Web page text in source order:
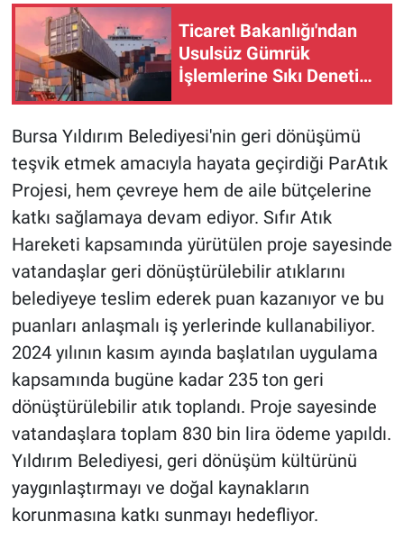
Ticaret Bakanlığı'ndan
Usulsüz Gümrük
İşlemlerine Sıkı Denetim!
Bursa Yıldırım Belediyesi'nin geri dönüşümü
teşvik etmek amacıyla hayata geçirdiği ParAtık
Projesi, hem çevreye hem de aile bütçelerine
katkı sağlamaya devam ediyor. Sıfır Atık
Hareketi kapsamında yürütülen proje sayesinde
vatandaşlar geri dönüştürülebilir atıklarını
belediyeye teslim ederek puan kazanıyor ve bu
puanları anlaşmalı iş yerlerinde kullanabiliyor.
2024 yılının kasım ayında başlatılan uygulama
kapsamında bugüne kadar 235 ton geri
dönüştürülebilir atık toplandı. Proje sayesinde
vatandaşlara toplam 830 bin lira ödeme yapıldı.
Yıldırım Belediyesi, geri dönüşüm kültürünü
yaygınlaştırmayı ve doğal kaynakların
korunmasına katkı sunmayı hedefliyor.